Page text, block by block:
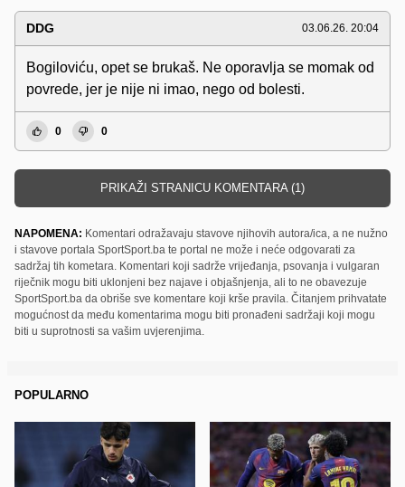
DDG 03.06.26. 20:04
Bogiloviću, opet se brukaš. Ne oporavlja se momak od
povrede, jer je nije ni imao, nego od bolesti.
0 0
PRIKAŽI STRANICU KOMENTARA (1)
NAPOMENA: Komentari odražavaju stavove njihovih autora/ica, a ne nužno
i stavove portala SportSport.ba te portal ne može i neće odgovarati za
sadržaj tih kometara. Komentari koji sadrže vrijeđanja, psovanja i vulgaran
riječnik mogu biti uklonjeni bez najave i objašnjenja, ali to ne obavezuje
SportSport.ba da obriše sve komentare koji krše pravila. Čitanjem prihvatate
mogućnost da među komentarima mogu biti pronađeni sadržaji koji mogu
biti u suprotnosti sa vašim uvjerenjima.
POPULARNO